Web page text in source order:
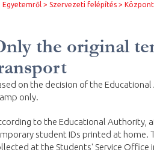
Egyetemről Szervezeti felépítés
the original
on the decision of the
only.
to the Educational Authority,
student IDs printed at home.
at the Students' Service Office